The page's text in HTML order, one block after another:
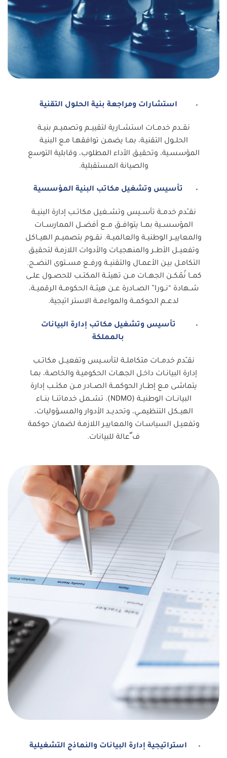
استشارات ومراجعة بنية الحلول التقنية
نقــدم خدمــات استشــارية لتقييــم وتصميــم بنيــة
الحلــول التقنيـة، بمـا يضمـن توافقهـا مـع البنيـة
المؤسسـية، وتحقيـق الأداء المطلوب، وقابلية التوسع
والصيانة المستقبلية.
تأسيس وتشغيل مكاتب البنية المؤسسية
نقــّدم خدمــة تأســيس وتشــغيل مكاتــب إدارة البنيــة
المؤسســية بمــا يتوافــق مــع أفضــل الممارســات
والمعاييــر الوطنيــة والعالميــة. نقــوم بتصميــم الهيــاكل
وتفعيــل الأطــر والمنهجيـات والأدوات اللازمـة لتحقيـق
التكامـل بيـن الأعمـال والتقنيــة ورفــع مســتوى النضــج.
كمــا نُمّكــن الجهــات مــن تهيئــة المكتــب للحصــول علــى
شــهادة “نــورا” الصــادرة عــن هيئــة الحكومــة الرقميــة،
لدعــم الحوكمــة والمواءمــة الاستر اتيجية.
تأسيس وتشغيل مكاتب إدارة البيانات
بالمملكة
نقــّدم خدمــات متكاملــة لتأســيس وتفعيــل مكاتــب
إدارة البيانـات داخـل الجهـات الحكوميـة والخاصـة، بمـا
يتماشـى مـع إطــار الحوكمــة الصــادر مــن مكتــب إدارة
البيانــات الوطنيــة (NDMO). تشــمل خدماتنــا بنــاء
الهيــكل التنظيمــي، وتحديــد الأدوار والمسـؤوليات،
وتفعيـل السياسـات والمعاييـر اللازمـة لضمان حوكمة
ف ّعالة للبيانات.
استراتيجية إدارة البيانات والنماذج التشغيلية